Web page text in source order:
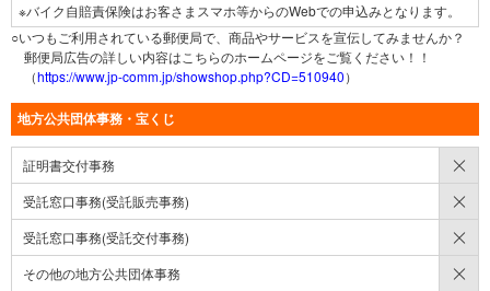
※バイク自賠責保険はお客さまスマホ等からのWebでの申込みとなります。
○いつもご利用されている郵便局で、商品やサービスを宣伝してみませんか？
郵便局広告の詳しい内容はこちらのホームページをご覧ください！！
（https://www.jp-comm.jp/showshop.php?CD=510940）
地方公共団体事務・宝くじ
証明書交付事務
受託窓口事務(受託販売事務)
受託窓口事務(受託交付事務)
その他の地方公共団体事務